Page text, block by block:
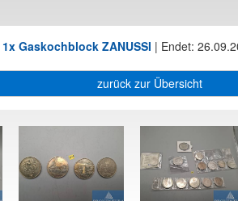
Gaskochblock ZANUSSI | Endet:
zurück zur Übersicht